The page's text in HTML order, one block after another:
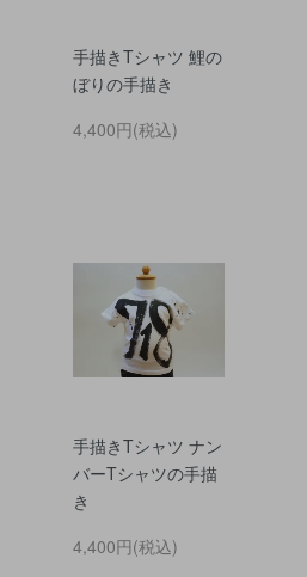
手描きTシャツ 鯉の
ぼりの手描き
4,400円(税込)
手描きTシャツ ナン
バーTシャツの手描
き
4,400円(税込)